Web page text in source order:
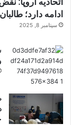
ادامه دارد؛
سپتامبر 8, 2025